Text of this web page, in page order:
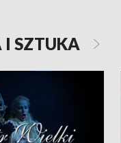
I SZTUKA